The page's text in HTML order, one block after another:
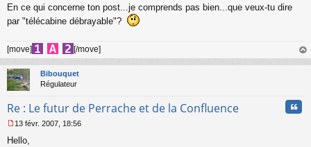
e
n
l
En ce qui concerne ton post...je comprends pas bien...que veux-tu dire
par "télécabine débrayable"?
[move] [/move]
au
Bibouquet
Régulateur
Re : Le futur de Perrache et de la Confluence
e
13 févr. 2007, 18:56
Hello,